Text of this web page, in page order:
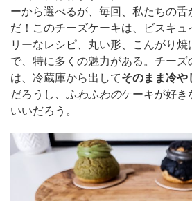
ーから選べるが、毎回、私たちの
だ！このチーズケーキは、ビスキ
リーなレシピ、丸い形、こんがり
で、特に多くの魅力がある。チー
は、冷蔵庫から出してそのまま冷や
だろうし、 ふわふわのケーキが好き
いいだろう。